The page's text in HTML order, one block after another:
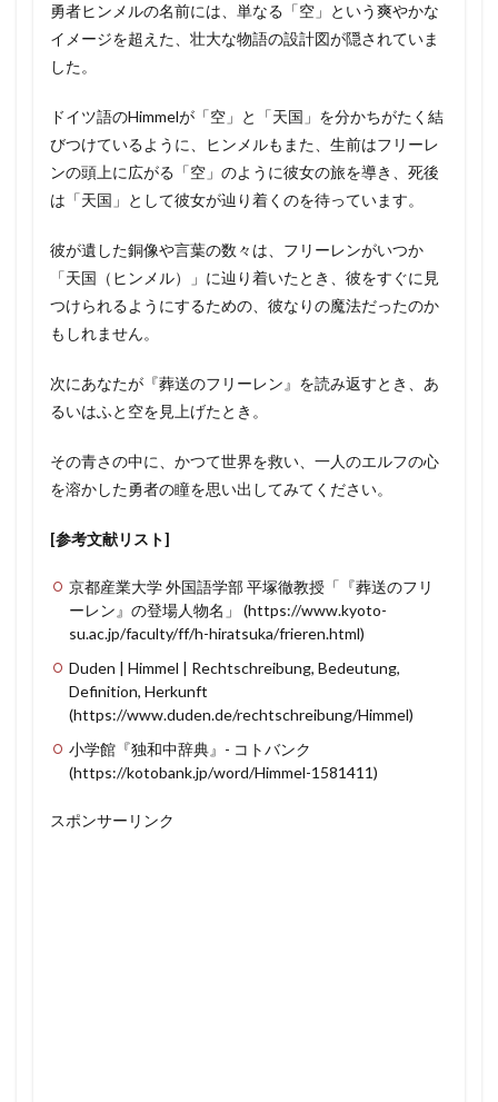
勇者ヒンメルの名前には、単なる「空」という爽やかな
イメージを超えた、壮大な物語の設計図が隠されていま
した。
ドイツ語のHimmelが「空」と「天国」を分かちがたく結
びつけているように、ヒンメルもまた、生前はフリーレ
ンの頭上に広がる「空」のように彼女の旅を導き、死後
は「天国」として彼女が辿り着くのを待っています。
彼が遺した銅像や言葉の数々は、フリーレンがいつか
「天国（ヒンメル）」に辿り着いたとき、彼をすぐに見
つけられるようにするための、彼なりの魔法だったのか
もしれません。
次にあなたが『葬送のフリーレン』を読み返すとき、あ
るいはふと空を見上げたとき。
その青さの中に、かつて世界を救い、一人のエルフの心
を溶かした勇者の瞳を思い出してみてください。
[参考文献リスト]
京都産業大学 外国語学部 平塚徹教授「『葬送のフリ
ーレン』の登場人物名」 (https://www.kyoto-
su.ac.jp/faculty/ff/h-hiratsuka/frieren.html)
Duden | Himmel | Rechtschreibung, Bedeutung,
Definition, Herkunft
(https://www.duden.de/rechtschreibung/Himmel)
小学館『独和中辞典』- コトバンク
(https://kotobank.jp/word/Himmel-1581411)
スポンサーリンク